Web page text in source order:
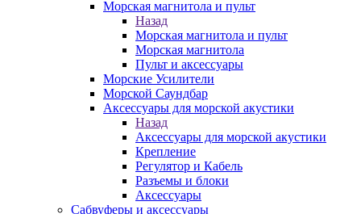
Морская магнитола и пульт
Назад
Морская магнитола и пульт
Морская магнитола
Пульт и аксессуары
Морские Усилители
Морской Cаундбар
Аксессуары для морской акустики
Назад
Аксессуары для морской акустики
Крепление
Регулятор и Кабель
Разъемы и блоки
Аксессуары
Сабвуферы и аксессуары